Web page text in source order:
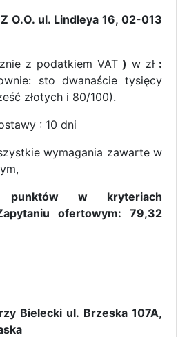
O.O. ul. Lindleya 16, 02-013
z podatkiem VAT ) w zł:
sto dwanaście tysięcy
złotych i 80/100).
: 10 dni
wymagania zawarte w
punktów w kryteriach
ofertowym: 79,32
Bielecki ul. Brzeska 107A,